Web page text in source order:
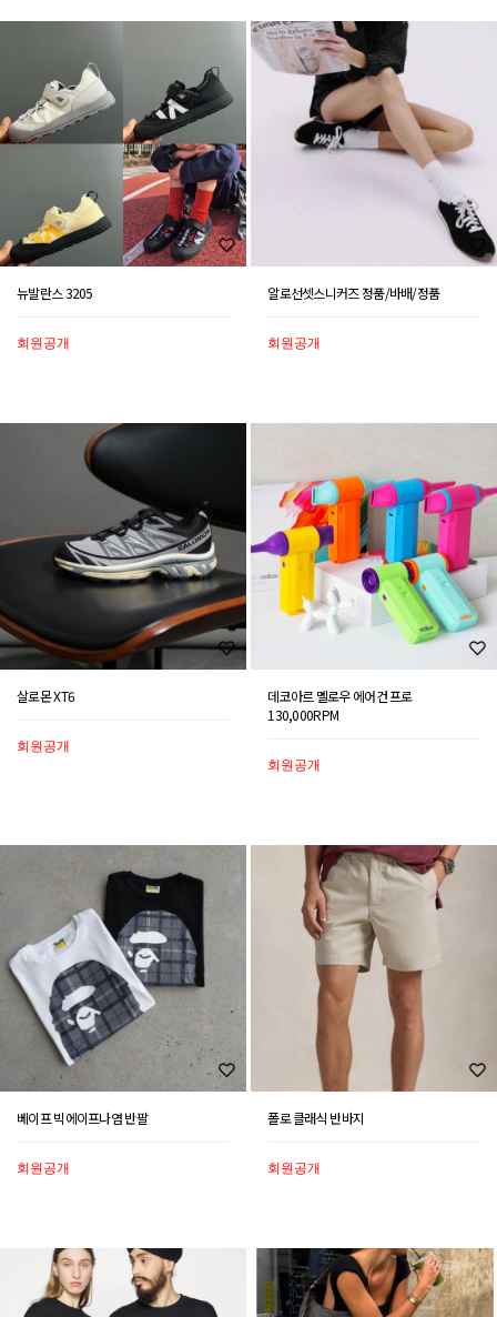
뉴발란스 3205
회원공개
알로선셋스니커즈 정품/바배/정품
회원공개
살로몬 XT6
회원공개
데코아르 멜로우 에어건 프로
130,000RPM
회원공개
베이프 빅에이프나염 반팔
회원공개
폴로 클래식 반바지
회원공개